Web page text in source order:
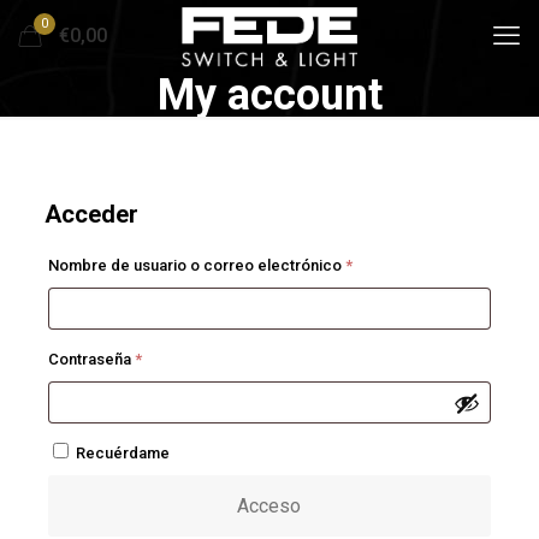
0
€0,00
My account
Acceder
Nombre de usuario o correo electrónico *Obligatorio
Contraseña *Obligatorio
Recuérdame
Acceso